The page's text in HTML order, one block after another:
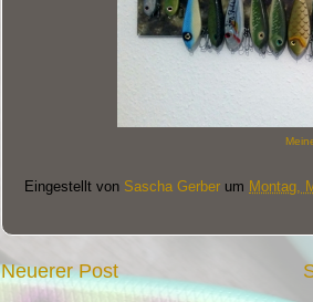
Eingestellt von Sascha Gerber um Montag,
Neuerer Post